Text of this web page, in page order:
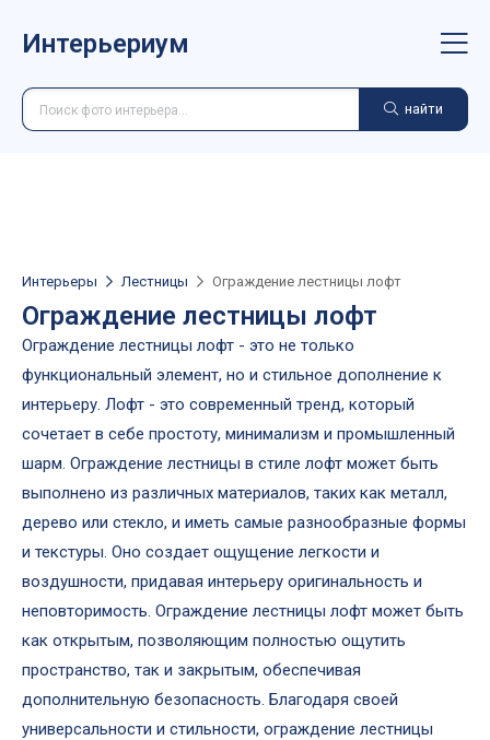
Интерьериум
найти
Интерьеры Лестницы Ограждение лестницы лофт
Ограждение лестницы лофт
Ограждение лестницы лофт - это не только
функциональный элемент, но и стильное дополнение к
интерьеру. Лофт - это современный тренд, который
сочетает в себе простоту, минимализм и промышленный
шарм. Ограждение лестницы в стиле лофт может быть
выполнено из различных материалов, таких как металл,
дерево или стекло, и иметь самые разнообразные формы
и текстуры. Оно создает ощущение легкости и
воздушности, придавая интерьеру оригинальность и
неповторимость. Ограждение лестницы лофт может быть
как открытым, позволяющим полностью ощутить
пространство, так и закрытым, обеспечивая
дополнительную безопасность. Благодаря своей
универсальности и стильности, ограждение лестницы